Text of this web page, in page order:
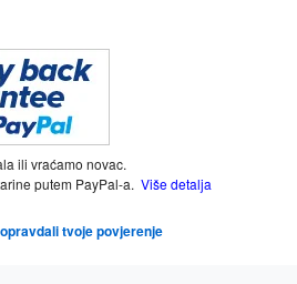
ili vraćamo novac.
putem PayPal-a. Više detalja
tvoje povjerenje